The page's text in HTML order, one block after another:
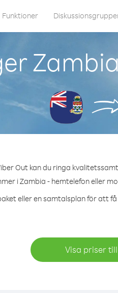
Funktioner
Out kan du ringa
i Zambia - hemtelefon eller
eller en samtalsplan för att
Visa priser